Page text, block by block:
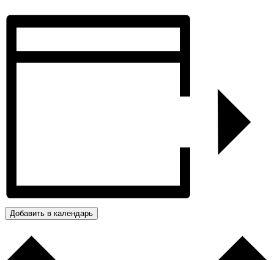
Добавить в календарь